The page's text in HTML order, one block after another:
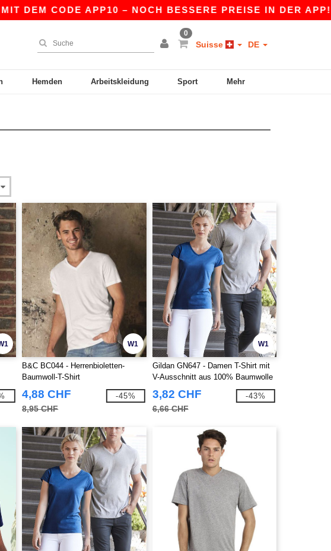
APP10 – NOCH BESSERE PREISE IN DER APP! |
0
Suisse DE
Hemden Arbeitskleidung Sport Mehr
W1
B&C BC044 - Herrenbioletten-
Baumwoll-T-Shirt
4,88 CHF
8,95 CHF
-45%
W1
Gildan GN647 - Damen T-Shirt mit
V-Ausschnitt aus 100% Baumwolle
3,82 CHF
6,66 CHF
-43%